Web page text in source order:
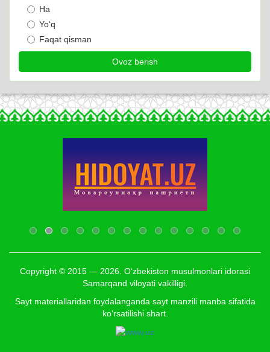
Ha
Yo‘q
Faqat qisman
Copyright © 2015 — 2026. O‘zbekiston musulmonlari idorasi
Samarqand viloyati vakilligi.
Sayt materiallaridan foydalanganda sayt manzili manba sifatida
ko‘rsatilishi shart.